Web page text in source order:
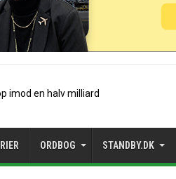
ORDBOG STANDBY.DK